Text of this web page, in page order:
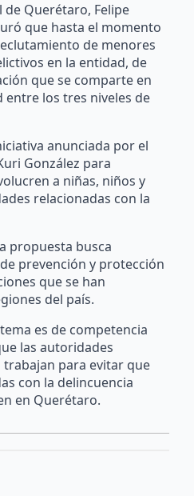
de Querétaro, Felipe
que hasta el momento
de menores
en la entidad, de
que se comparte en
entre los tres niveles de
anunciada por el
González para
a niñas, niños y
relacionadas con la
propuesta busca
prevención y protección
que se han
del país.
es de competencia
las autoridades
trabajan para evitar que
con la delincuencia
en Querétaro.